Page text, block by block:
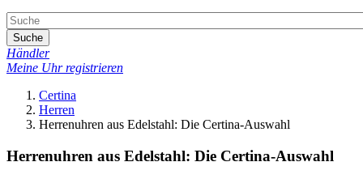
Suche
Händler
Meine Uhr registrieren
Certina
Herren
Herrenuhren aus Edelstahl: Die Certina-Auswahl
Herrenuhren aus Edelstahl: Die Certina-Auswahl